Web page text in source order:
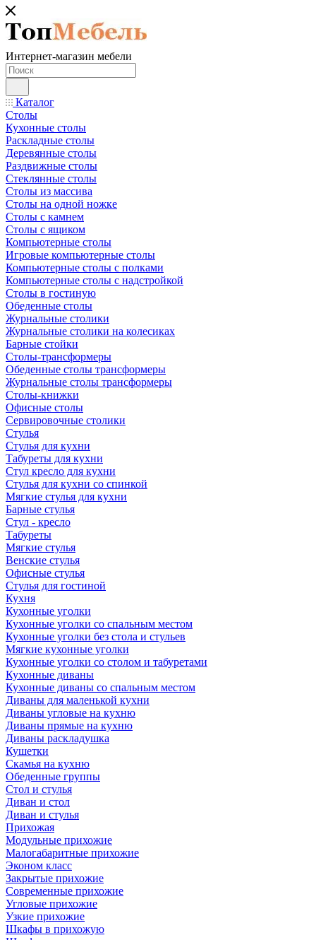
Интернет-магазин мебели
Каталог
Столы
Кухонные столы
Раскладные столы
Деревянные столы
Раздвижные столы
Стеклянные столы
Столы из массива
Столы на одной ножке
Столы с камнем
Столы с ящиком
Компьютерные столы
Игровые компьютерные столы
Компьютерные столы с полками
Компьютерные столы с надстройкой
Столы в гостиную
Обеденные столы
Журнальные столики
Журнальные столики на колесиках
Барные стойки
Столы-трансформеры
Обеденные столы трансформеры
Журнальные столы трансформеры
Столы-книжки
Офисные столы
Сервировочные столики
Стулья
Стулья для кухни
Табуреты для кухни
Стул кресло для кухни
Стулья для кухни со спинкой
Мягкие стулья для кухни
Барные стулья
Стул - кресло
Табуреты
Мягкие стулья
Венские стулья
Офисные стулья
Стулья для гостиной
Кухня
Кухонные уголки
Кухонные уголки со спальным местом
Кухонные уголки без стола и стульев
Мягкие кухонные уголки
Кухонные уголки со столом и табуретами
Кухонные диваны
Кухонные диваны со спальным местом
Диваны для маленькой кухни
Диваны угловые на кухню
Диваны прямые на кухню
Диваны раскладушка
Кушетки
Скамья на кухню
Обеденные группы
Стол и стулья
Диван и стол
Диван и стулья
Прихожая
Модульные прихожие
Малогабаритные прихожие
Эконом класс
Закрытые прихожие
Современные прихожие
Угловые прихожие
Узкие прихожие
Шкафы в прихожую